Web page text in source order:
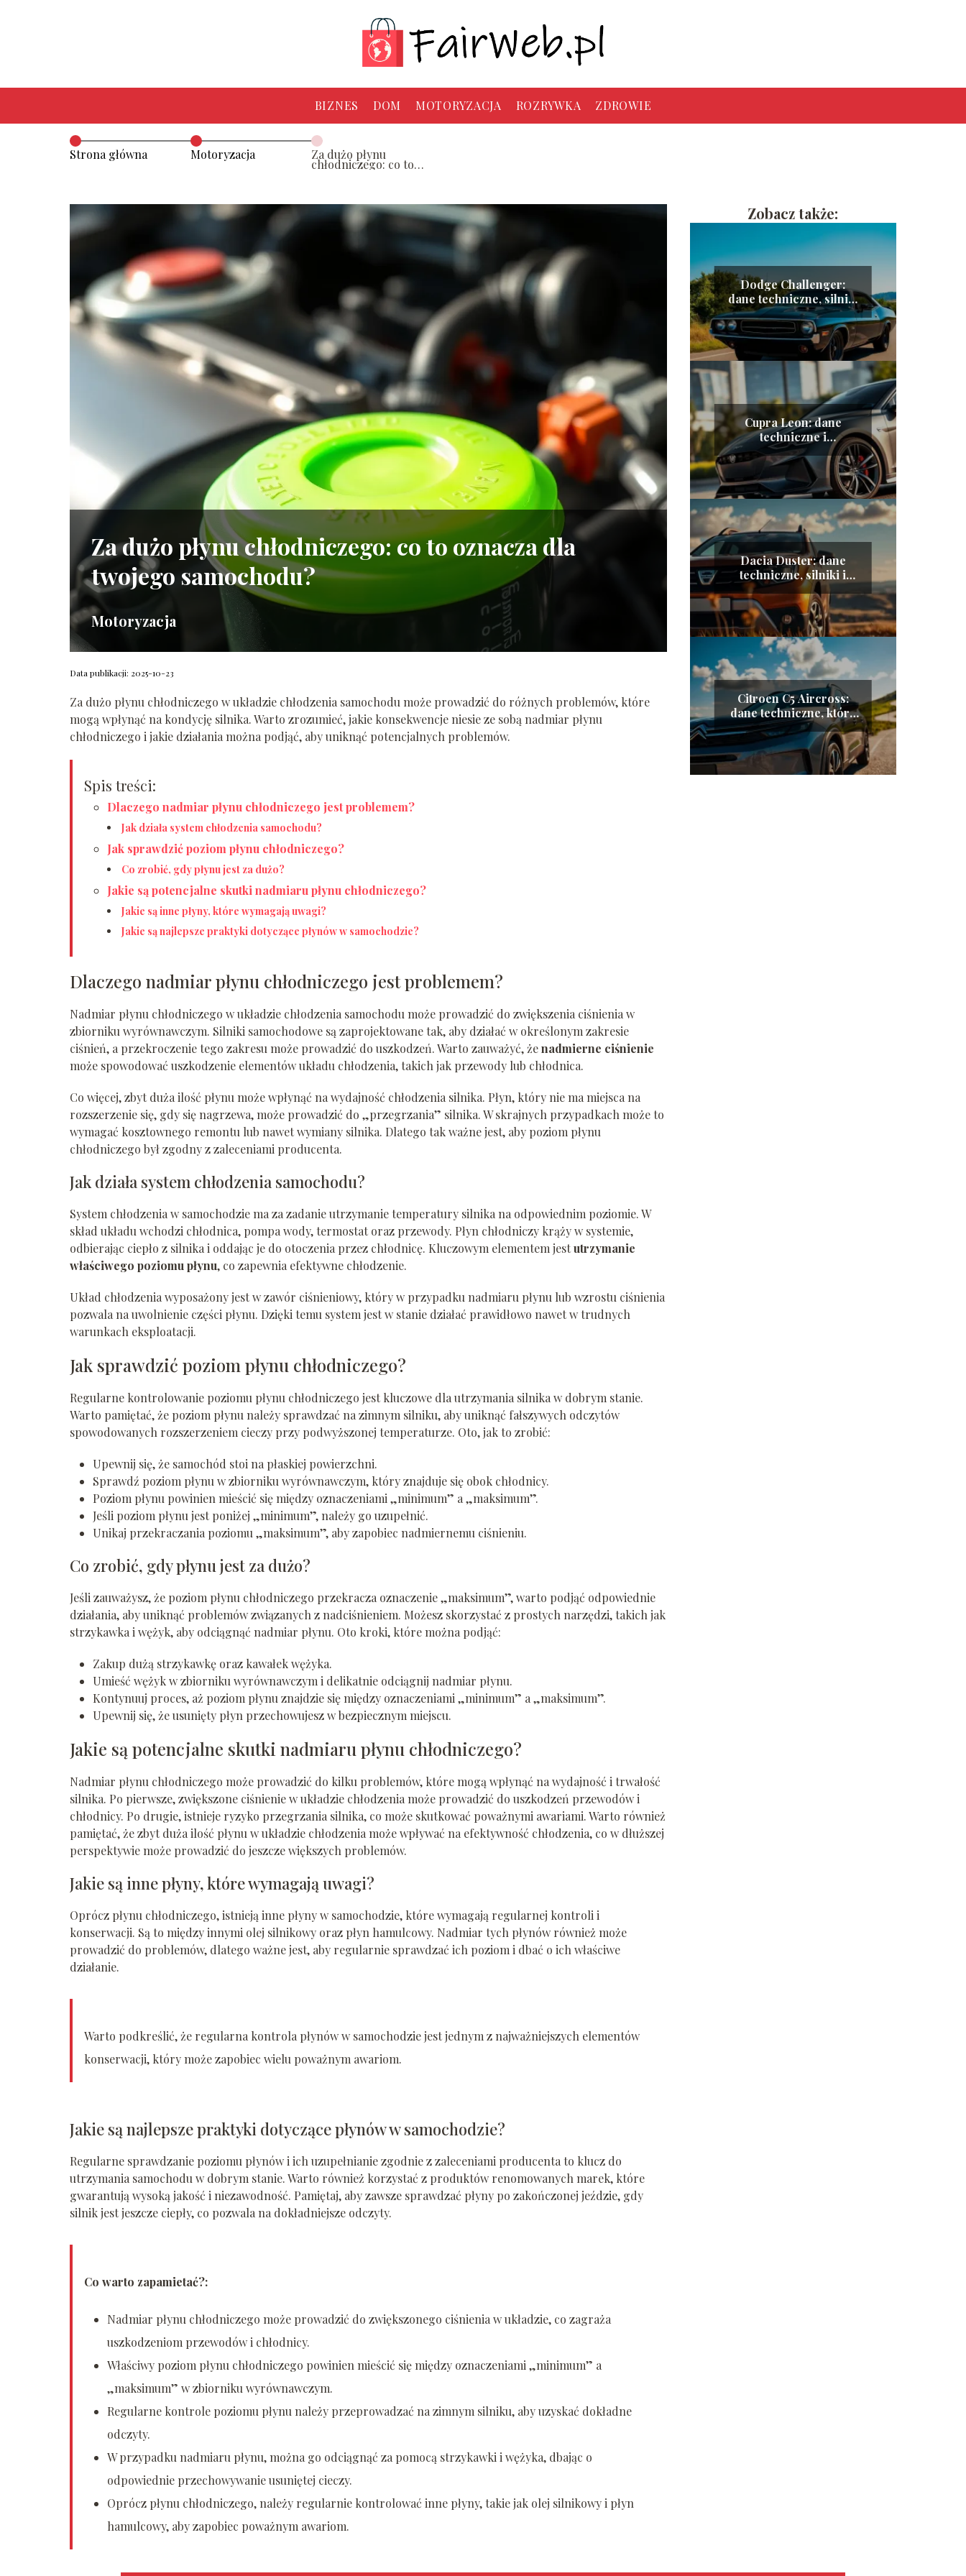
BIZNES DOM MOTORYZACJA ROZRYWKA ZDROWIE
Strona główna Motoryzacja Za dużo płynu
chłodniczego: co to
oznacza dla twojego
Za dużo płynu chłodniczego: co to oznacza dla
twojego samochodu?
Motoryzacja
Data publikacji: 2025-10-23
Za dużo płynu chłodniczego w układzie chłodzenia samochodu może prowadzić do różnych problemów, które
mogą wpłynąć na kondycję silnika. Warto zrozumieć, jakie konsekwencje niesie ze sobą nadmiar płynu
chłodniczego i jakie działania można podjąć, aby uniknąć potencjalnych problemów.
Spis treści:
Dlaczego nadmiar płynu chłodniczego jest problemem?
Jak działa system chłodzenia samochodu?
Jak sprawdzić poziom płynu chłodniczego?
Co zrobić, gdy płynu jest za dużo?
Jakie są potencjalne skutki nadmiaru płynu chłodniczego?
Jakie są inne płyny, które wymagają uwagi?
Jakie są najlepsze praktyki dotyczące płynów w samochodzie?
Dlaczego nadmiar płynu chłodniczego jest problemem?
Nadmiar płynu chłodniczego w układzie chłodzenia samochodu może prowadzić do zwiększenia ciśnienia w
zbiorniku wyrównawczym. Silniki samochodowe są zaprojektowane tak, aby działać w określonym zakresie
ciśnień, a przekroczenie tego zakresu może prowadzić do uszkodzeń. Warto zauważyć, żenadmierne ciśnienie
może spowodować uszkodzenie elementów układu chłodzenia, takich jak przewody lub chłodnica.
Co więcej, zbyt duża ilość płynu może wpłynąć na wydajność chłodzenia silnika. Płyn, który nie ma miejsca na
rozszerzenie się, gdy się nagrzewa, może prowadzić do „przegrzania” silnika. W skrajnych przypadkach może to
wymagać kosztownego remontu lub nawet wymiany silnika. Dlatego tak ważne jest, aby poziom płynu
chłodniczego był zgodny z zaleceniami producenta.
Jak działa system chłodzenia samochodu?
System chłodzenia w samochodzie ma za zadanie utrzymanie temperatury silnika na odpowiednim poziomie. W
skład układu wchodzi chłodnica, pompa wody, termostat oraz przewody. Płyn chłodniczy krąży w systemie,
odbierając ciepło z silnika i oddając je do otoczenia przez chłodnicę. Kluczowym elementem jestutrzymanie
właściwego poziomu płynu, co zapewnia efektywne chłodzenie.
Układ chłodzenia wyposażony jest w zawór ciśnieniowy, który w przypadku nadmiaru płynu lub wzrostu ciśnienia
pozwala na uwolnienie części płynu. Dzięki temu system jest w stanie działać prawidłowo nawet w trudnych
warunkach eksploatacji.
Jak sprawdzić poziom płynu chłodniczego?
Regularne kontrolowanie poziomu płynu chłodniczego jest kluczowe dla utrzymania silnika w dobrym stanie.
Warto pamiętać, że poziom płynu należy sprawdzać na zimnym silniku, aby uniknąć fałszywych odczytów
spowodowanych rozszerzeniem cieczy przy podwyższonej temperaturze. Oto, jak to zrobić:
Upewnij się, że samochód stoi na płaskiej powierzchni.
Sprawdź poziom płynu w zbiorniku wyrównawczym, który znajduje się obok chłodnicy.
Poziom płynu powinien mieścić się między oznaczeniami „minimum” a „maksimum”.
Jeśli poziom płynu jest poniżej „minimum”, należy go uzupełnić.
Unikaj przekraczania poziomu „maksimum”, aby zapobiec nadmiernemu ciśnieniu.
Co zrobić, gdy płynu jest za dużo?
Jeśli zauważysz, że poziom płynu chłodniczego przekracza oznaczenie „maksimum”, warto podjąć odpowiednie
działania, aby uniknąć problemów związanych z nadciśnieniem. Możesz skorzystać z prostych narzędzi, takich jak
strzykawka i wężyk, aby odciągnąć nadmiar płynu. Oto kroki, które można podjąć:
Zakup dużą strzykawkę oraz kawałek wężyka.
Umieść wężyk w zbiorniku wyrównawczym i delikatnie odciągnij nadmiar płynu.
Kontynuuj proces, aż poziom płynu znajdzie się między oznaczeniami „minimum” a „maksimum”.
Upewnij się, że usunięty płyn przechowujesz w bezpiecznym miejscu.
Jakie są potencjalne skutki nadmiaru płynu chłodniczego?
Nadmiar płynu chłodniczego może prowadzić do kilku problemów, które mogą wpłynąć na wydajność i trwałość
silnika. Po pierwsze, zwiększone ciśnienie w układzie chłodzenia może prowadzić do uszkodzeń przewodów i
chłodnicy. Po drugie, istnieje ryzyko przegrzania silnika, co może skutkować poważnymi awariami. Warto również
pamiętać, że zbyt duża ilość płynu w układzie chłodzenia może wpływać na efektywność chłodzenia, co w dłuższej
perspektywie może prowadzić do jeszcze większych problemów.
Jakie są inne płyny, które wymagają uwagi?
Oprócz płynu chłodniczego, istnieją inne płyny w samochodzie, które wymagają regularnej kontroli i
konserwacji. Są to między innymi olej silnikowy oraz płyn hamulcowy. Nadmiar tych płynów również może
prowadzić do problemów, dlatego ważne jest, aby regularnie sprawdzać ich poziom i dbać o ich właściwe
działanie.
Warto podkreślić, że regularna kontrola płynów w samochodzie jest jednym z najważniejszych elementów
konserwacji, który może zapobiec wielu poważnym awariom.
Jakie są najlepsze praktyki dotyczące płynów w samochodzie?
Regularne sprawdzanie poziomu płynów i ich uzupełnianie zgodnie z zaleceniami producenta to klucz do
utrzymania samochodu w dobrym stanie. Warto również korzystać z produktów renomowanych marek, które
gwarantują wysoką jakość i niezawodność. Pamiętaj, aby zawsze sprawdzać płyny po zakończonej jeździe, gdy
silnik jest jeszcze ciepły, co pozwala na dokładniejsze odczyty.
Co warto zapamietać?:
Nadmiar płynu chłodniczego może prowadzić do zwiększonego ciśnienia w układzie, co zagraża
uszkodzeniom przewodów i chłodnicy.
Właściwy poziom płynu chłodniczego powinien mieścić się między oznaczeniami „minimum” a
„maksimum” w zbiorniku wyrównawczym.
Regularne kontrole poziomu płynu należy przeprowadzać na zimnym silniku, aby uzyskać dokładne
odczyty.
W przypadku nadmiaru płynu, można go odciągnąć za pomocą strzykawki i wężyka, dbając o
odpowiednie przechowywanie usuniętej cieczy.
Oprócz płynu chłodniczego, należy regularnie kontrolować inne płyny, takie jak olej silnikowy i płyn
hamulcowy, aby zapobiec poważnym awariom.
Zobacz także:
Dodge Challenger:
dane techniczne, silniki
i zużycie paliwa
Cupra Leon: dane
techniczne i
charakterystyka
pojazdu
Dacia Duster: dane
techniczne, silniki i
zużycie paliwa
Citroen C5 Aircross:
dane techniczne, które
musisz znać